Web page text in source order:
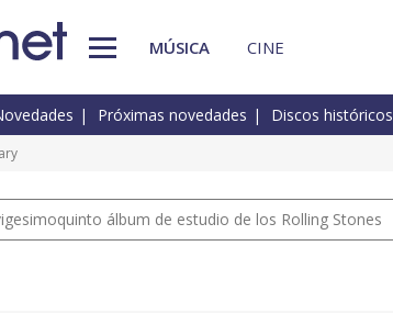
MÚSICA CINE
Próximas novedades Discos históricos
álbum de estudio de los Rolling Stones